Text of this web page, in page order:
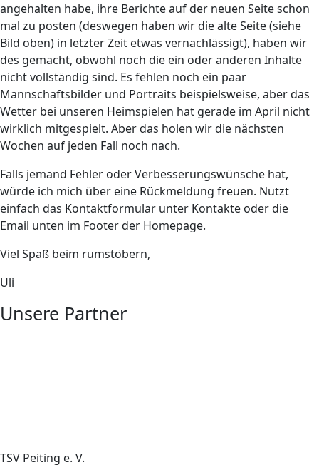
angehalten habe, ihre Berichte auf der neuen Seite schon
mal zu posten (deswegen haben wir die alte Seite (siehe
Bild oben) in letzter Zeit etwas vernachlässigt), haben wir
des gemacht, obwohl noch die ein oder anderen Inhalte
nicht vollständig sind. Es fehlen noch ein paar
Mannschaftsbilder und Portraits beispielsweise, aber das
Wetter bei unseren Heimspielen hat gerade im April nicht
wirklich mitgespielt. Aber das holen wir die nächsten
Wochen auf jeden Fall noch nach.
Falls jemand Fehler oder Verbesserungswünsche hat,
würde ich mich über eine Rückmeldung freuen. Nutzt
einfach das Kontaktformular unter Kontakte oder die
Email unten im Footer der Homepage.
Viel Spaß beim rumstöbern,
Uli
Unsere Partner
TSV Peiting e. V.